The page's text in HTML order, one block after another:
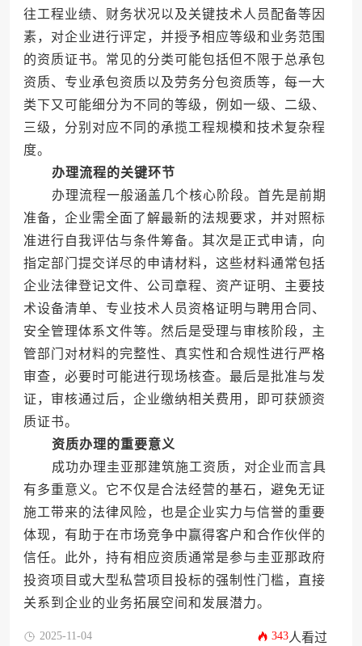
往工程业绩、财务状况以及关键技术人员配备等因
素，对企业进行评定，并授予相应等级和业务范围
的资质证书。常见的分类可能包括但不限于总承包
资质、专业承包资质以及劳务分包资质等，每一大
类下又可能细分为不同的等级，例如一级、二级、
三级，分别对应不同的承揽工程规模和技术复杂程
度。
办理流程的关键环节
办理流程一般涵盖几个核心阶段。首先是前期
准备，企业需全面了解最新的法规要求，并对照标
准进行自我评估与条件筹备。其次是正式申请，向
指定部门提交详尽的申请材料，这些材料通常包括
企业法律登记文件、公司章程、资产证明、主要技
术设备清单、专业技术人员资格证明与聘用合同、
安全管理体系文件等。然后是受理与审核阶段，主
管部门对材料的完整性、真实性和合规性进行严格
审查，必要时可能进行现场核查。最后是批准与发
证，审核通过后，企业缴纳相关费用，即可获颁资
质证书。
资质办理的重要意义
成功办理圭亚那建筑施工资质，对企业而言具
有多重意义。它不仅是合法经营的基石，避免无证
施工带来的法律风险，也是企业实力与信誉的重要
体现，有助于在市场竞争中赢得客户和合作伙伴的
信任。此外，持有相应资质通常是参与圭亚那政府
投资项目或大型私营项目投标的强制性门槛，直接
关系到企业的业务拓展空间和发展潜力。
2025-11-04 343人看过